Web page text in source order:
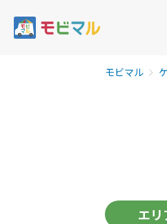
モビマル
エリ